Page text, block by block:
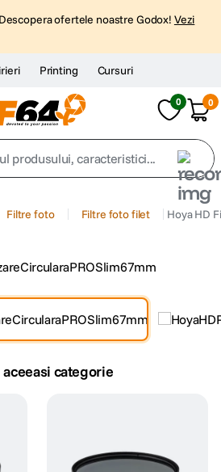
ofertele noastre Godox! Vezi
Printing Cursuri
0 0
caracteristici...
Filtre foto Filtre foto filet Hoya HD
categorie